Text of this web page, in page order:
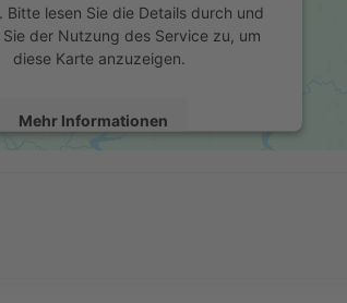
Bitte lesen Sie die Details durch und
Sie der Nutzung des Service zu, um
diese Karte anzuzeigen.
Mehr Informationen